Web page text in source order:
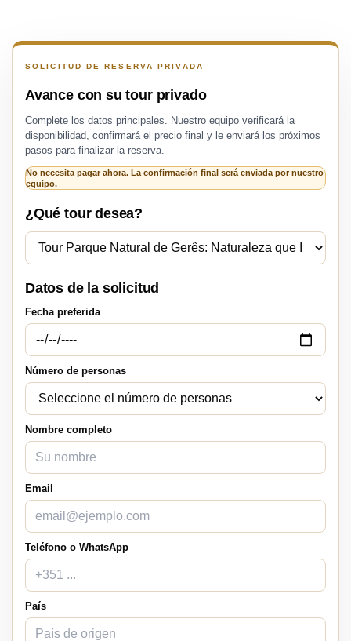
SOLICITUD DE RESERVA PRIVADA
Avance con su tour privado
Complete los datos principales. Nuestro equipo verificará la
disponibilidad, confirmará el precio final y le enviará los próximos
pasos para finalizar la reserva.
No necesita pagar ahora. La confirmación final será enviada por nuestro
equipo.
¿Qué tour desea?
Datos de la solicitud
Fecha preferida
Número de personas
Nombre completo
Email
Teléfono o WhatsApp
País